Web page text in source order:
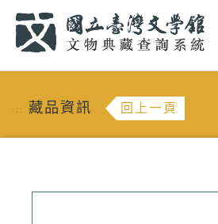
::: 藏品資訊 回上一頁